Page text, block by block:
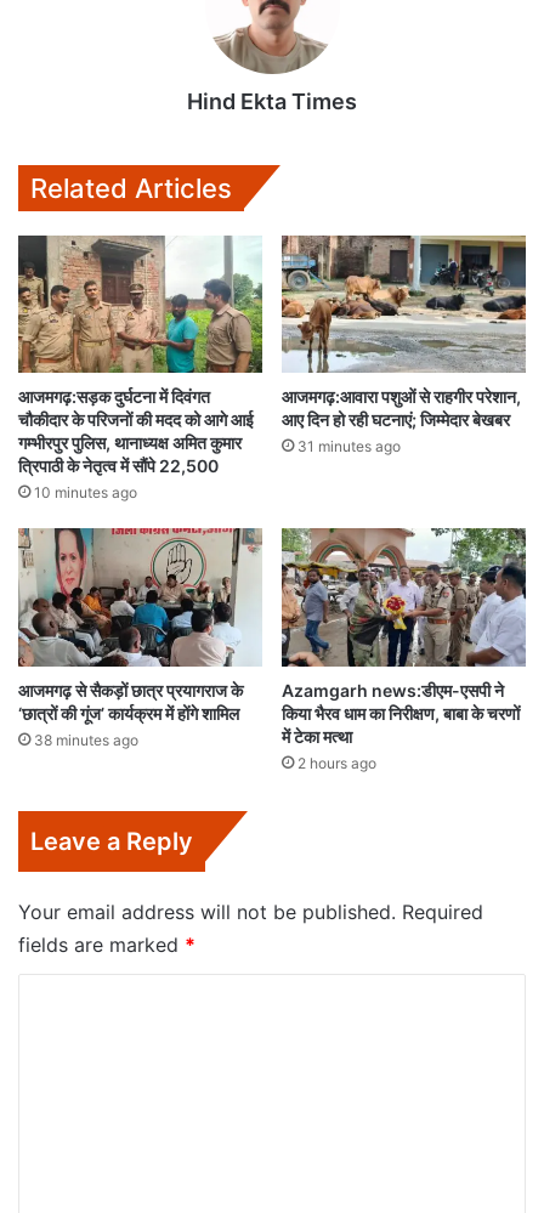
Hind Ekta Times
Related Articles
आजमगढ़:सड़क दुर्घटना में दिवंगत
चौकीदार के परिजनों की मदद को आगे आई
गम्भीरपुर पुलिस, थानाध्यक्ष अमित कुमार
त्रिपाठी के नेतृत्व में सौंपे 22,500
10 minutes ago
आजमगढ़:आवारा पशुओं से राहगीर परेशान,
आए दिन हो रही घटनाएं; जिम्मेदार बेखबर
31 minutes ago
आजमगढ़ से सैकड़ों छात्र प्रयागराज के
‘छात्रों की गूंज’ कार्यक्रम में होंगे शामिल
38 minutes ago
Azamgarh news:डीएम-एसपी ने
किया भैरव धाम का निरीक्षण, बाबा के चरणों
में टेका मत्था
2 hours ago
Leave a Reply
Your email address will not be published. Required
fields are marked *